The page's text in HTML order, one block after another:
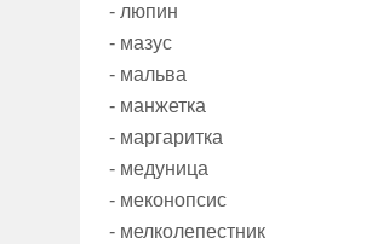
- люпин
- мазус
- мальва
- манжетка
- маргаритка
- медуница
- меконопсис
- мелколепестник